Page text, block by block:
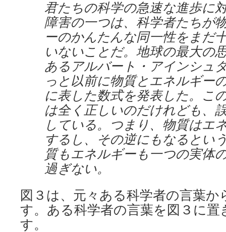
君たちの科学の急速な進歩に
障害の一つは、科学者たちが
ーのかんたんな同一性をまだ
いないことだ。地球の最大の
あるアルバート・アインシュ
っと以前に物質とエネルギー
に表した数式を発表した。こ
は全く正しいのだけれども、
している。つまり、物質はエ
するし、その逆にもなるとい
質もエネルギーも一つの実体
過ぎない。
図３は、元々ある科学者の言葉
す。ある科学者の言葉を図３に
す。